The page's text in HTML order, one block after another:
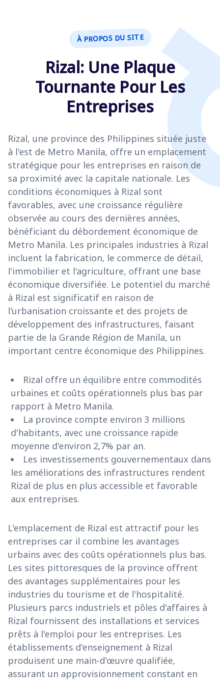
À PROPOS DU SITE
Rizal: Une Plaque
Tournante Pour Les
Entreprises
Rizal, une province des Philippines située juste
à l'est de Metro Manila, offre un emplacement
stratégique pour les entreprises en raison de
sa proximité avec la capitale nationale. Les
conditions économiques à Rizal sont
favorables, avec une croissance régulière
observée au cours des dernières années,
bénéficiant du débordement économique de
Metro Manila. Les principales industries à Rizal
incluent la fabrication, le commerce de détail,
l'immobilier et l'agriculture, offrant une base
économique diversifiée. Le potentiel du marché
à Rizal est significatif en raison de
l'urbanisation croissante et des projets de
développement des infrastructures, faisant
partie de la Grande Région de Manila, un
important centre économique des Philippines.
Rizal offre un équilibre entre commodités
urbaines et coûts opérationnels plus bas par
rapport à Metro Manila.
La province compte environ 3 millions
d'habitants, avec une croissance rapide
moyenne d'environ 2,7% par an.
Les investissements gouvernementaux dans
les améliorations des infrastructures rendent
Rizal de plus en plus accessible et favorable
aux entreprises.
L'emplacement de Rizal est attractif pour les
entreprises car il combine les avantages
urbains avec des coûts opérationnels plus bas.
Les sites pittoresques de la province offrent
des avantages supplémentaires pour les
industries du tourisme et de l'hospitalité.
Plusieurs parcs industriels et pôles d'affaires à
Rizal fournissent des installations et services
prêts à l'emploi pour les entreprises. Les
établissements d'enseignement à Rizal
produisent une main-d'œuvre qualifiée,
assurant un approvisionnement constant en